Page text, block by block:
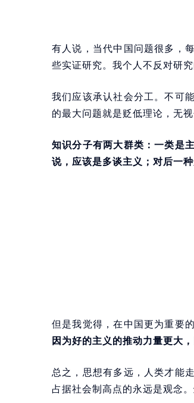
有人说，当代中国问题很多，
些实证研究。我个人不反对研
我们应该承认社会分工。不可
的最大问题就是贬低理论，无
知识分子有两大群类：一类是
说，应该是多谈主义；对后一
但是我觉得，在中国更为重要
因为好的主义的推动力量更大
总之，思想有多远，人类才能
占据社会制高点的永远是观念。